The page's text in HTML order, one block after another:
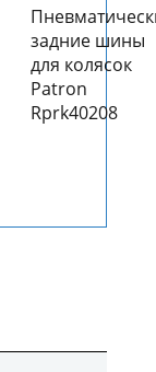
задние шины
для колясок
Patron
Rprk40208